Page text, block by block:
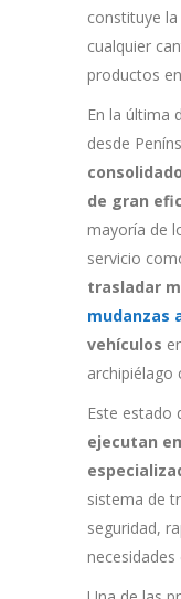
constituye
cualquier
productos
En la última
desde
de gran
mayoría de
servicio
trasladar
mudanzas
vehículos
archipiélago
Este estado
ejecutan
sistema de
seguridad,
necesidades